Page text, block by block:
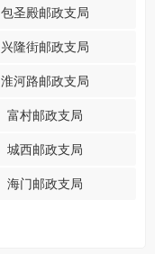
包圣殿邮政支局
兴隆街邮政支局
淮河路邮政支局
富村邮政支局
城西邮政支局
海门邮政支局